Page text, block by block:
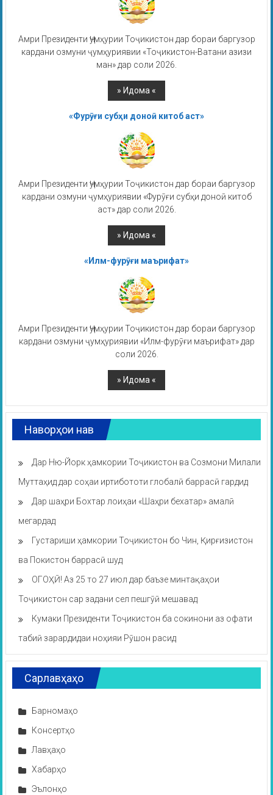
Амри Президенти Ҷумҳурии Тоҷикистон дар бораи баргузор
кардани озмуни ҷумҳуриявии «Тоҷикистон-Ватани азизи
ман» дар соли 2026.
«Фурӯғи субҳи доноӣ китоб аст»
Амри Президенти Ҷумҳурии Тоҷикистон дар бораи баргузор
кардани озмуни ҷумҳуриявии «Фурӯғи субҳи доноӣ китоб
аст» дар соли 2026.
«Илм-фурӯғи маърифат»
Амри Президенти Ҷумҳурии Тоҷикистон дар бораи баргузор
кардани озмуни ҷумҳуриявии «Илм-фурӯғи маърифат» дар
соли 2026.
Наворҳои нав
Дар Ню-Йорк ҳамкории Тоҷикистон ва Созмони Милали
Муттаҳид дар соҳаи иртибототи глобалӣ баррасӣ гардид
Дар шаҳри Бохтар лоиҳаи «Шаҳри бехатар» амалӣ
мегардад
Густариши ҳамкории Тоҷикистон бо Чин, Қирғизистон
ва Покистон баррасӣ шуд
ОГОҲӢ! Аз 25 то 27 июл дар баъзе минтақаҳои
Тоҷикистон сар задани сел пешгӯӣ мешавад
Кумаки Президенти Тоҷикистон ба сокинони аз офати
табиӣ зарардидаи ноҳияи Рӯшон расид
Сарлавҳаҳо
Барномаҳо
Консертҳо
Лавҳаҳо
Хабарҳо
Эълонҳо